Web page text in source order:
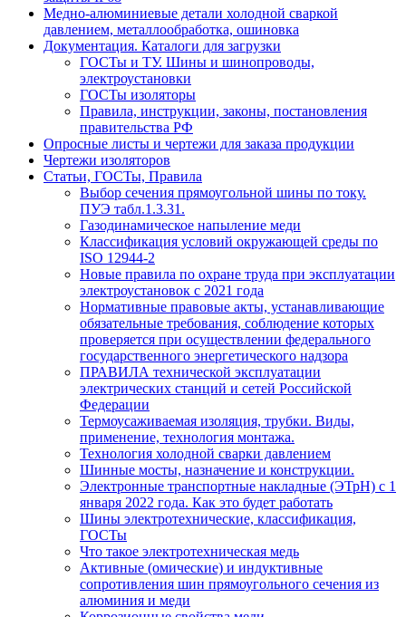
Медно-алюминиевые детали холодной сваркой
давлением, металлообработка, ошиновка
Документация. Каталоги для загрузки
ГОСТы и ТУ. Шины и шинопроводы,
электроустановки
ГОСТы изоляторы
Правила, инструкции, законы, постановления
правительства РФ
Опросные листы и чертежи для заказа продукции
Чертежи изоляторов
Статьи, ГОСТы, Правила
Выбор сечения прямоугольной шины по току.
ПУЭ табл.1.3.31.
Газодинамическое напыление меди
Классификация условий окружающей среды по
ISO 12944-2
Новые правила по охране труда при эксплуатации
электроустановок с 2021 года
Нормативные правовые акты, устанавливающие
обязательные требования, соблюдение которых
проверяется при осуществлении федерального
государственного энергетического надзора
ПРАВИЛА технической эксплуатации
электрических станций и сетей Российской
Федерации
Термоусаживаемая изоляция, трубки. Виды,
применение, технология монтажа.
Технология холодной сварки давлением
Шинные мосты, назначение и конструкции.
Электронные транспортные накладные (ЭТрН) с 1
января 2022 года. Как это будет работать
Шины электротехнические, классификация,
ГОСТы
Что такое электротехническая медь
Активные (омические) и индуктивные
сопротивления шин прямоугольного сечения из
алюминия и меди